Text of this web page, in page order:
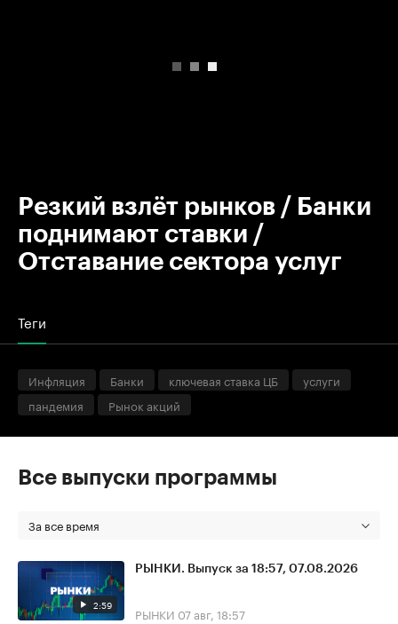
Резкий взлёт рынков / Банки
поднимают ставки /
Отставание сектора услуг
Теги
Инфляция Банки ключевая ставка ЦБ
услуги
пандемия
Рынок акций
Все выпуски программы
За все время
2:59
РЫНКИ. Выпуск за 18:57, 07.08.2026
РЫНКИ 07 авг, 18:57